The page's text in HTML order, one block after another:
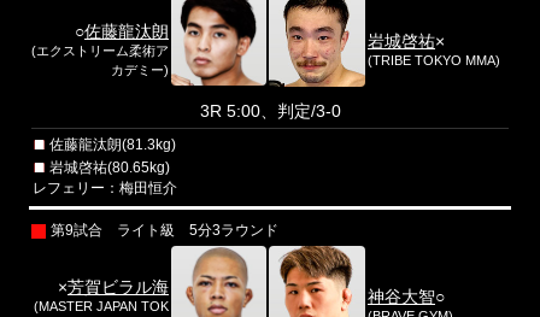
○佐藤龍汰朗
(エクストリーム柔術ア
カデミー)
岩城啓祐×
(TRIBE TOKYO MMA)
3R 5:00、判定/3-0
佐藤龍汰朗(81.3kg)
岩城啓祐(80.65kg)
レフェリー：梅田恒介
第9試合 ライト級 5分3ラウンド
×芳賀ビラル海
(MASTER JAPAN TOK 神谷大智○